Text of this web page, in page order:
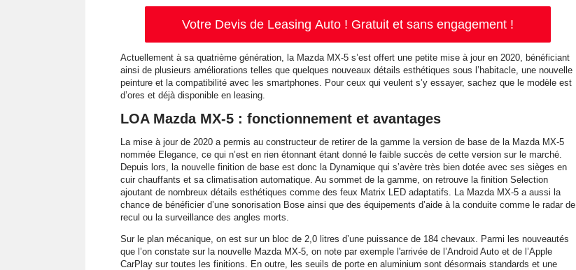
Votre Devis de Leasing Auto ! Gratuit et sans engagement !
Actuellement à sa quatrième génération, la Mazda MX-5 s’est offert une petite mise à jour en 2020, bénéficiant
ainsi de plusieurs améliorations telles que quelques nouveaux détails esthétiques sous l’habitacle, une nouvelle
peinture et la compatibilité avec les smartphones. Pour ceux qui veulent s’y essayer, sachez que le modèle est
d’ores et déjà disponible en leasing.
LOA Mazda MX-5 : fonctionnement et avantages
La mise à jour de 2020 a permis au constructeur de retirer de la gamme la version de base de la Mazda MX-5
nommée Elegance, ce qui n’est en rien étonnant étant donné le faible succès de cette version sur le marché.
Depuis lors, la nouvelle finition de base est donc la Dynamique qui s’avère très bien dotée avec ses sièges en
cuir chauffants et sa climatisation automatique. Au sommet de la gamme, on retrouve la finition Selection
ajoutant de nombreux détails esthétiques comme des feux Matrix LED adaptatifs. La Mazda MX-5 a aussi la
chance de bénéficier d’une sonorisation Bose ainsi que des équipements d’aide à la conduite comme le radar de
recul ou la surveillance des angles morts.
Sur le plan mécanique, on est sur un bloc de 2,0 litres d’une puissance de 184 chevaux. Parmi les nouveautés
que l’on constate sur la nouvelle Mazda MX-5, on note par exemple l'arrivée de l’Android Auto et de l’Apple
CarPlay sur toutes les finitions. En outre, les seuils de porte en aluminium sont désormais standards et une